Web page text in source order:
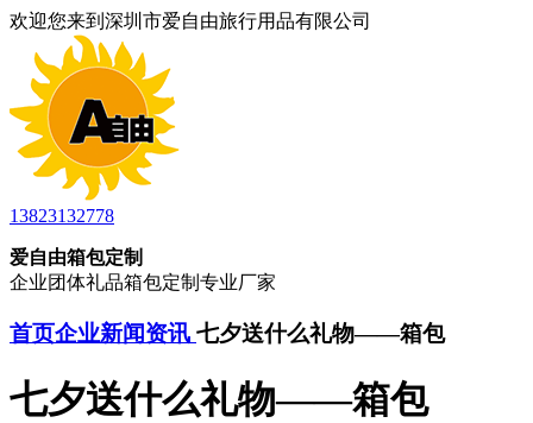
欢迎您来到深圳市爱自由旅行用品有限公司
13823132778
爱自由箱包定制
企业团体礼品箱包定制专业厂家
首页企业新闻资讯 七夕送什么礼物——箱包
七夕送什么礼物——箱包